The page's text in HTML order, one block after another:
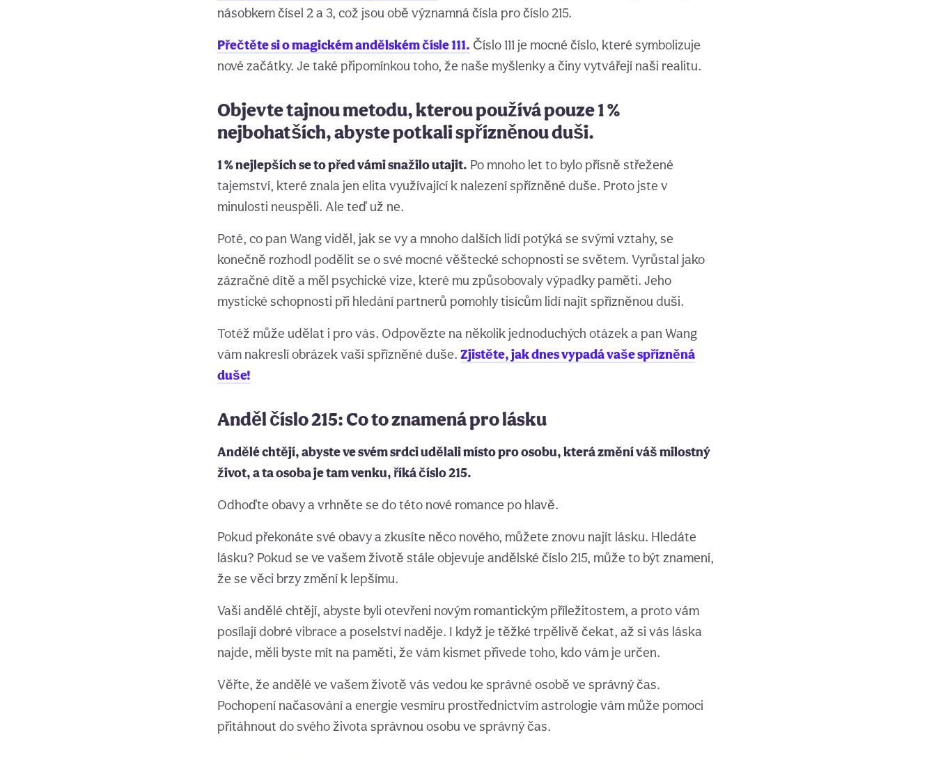
násobkem čísel 2 a 3, což jsou obě významná čísla pro číslo 215.
Přečtěte si o magickém andělském čísle 111. Číslo 111 je mocné číslo, které symbolizuje
nové začátky. Je také připomínkou toho, že naše myšlenky a činy vytvářejí naši realitu.
Objevte tajnou metodu, kterou používá pouze 1 %
nejbohatších, abyste potkali spřízněnou duši.
1 % nejlepších se to před vámi snažilo utajit. Po mnoho let to bylo přísně střežené
tajemství, které znala jen elita využívající k nalezení spřízněné duše. Proto jste v
minulosti neuspěli. Ale teď už ne.
Poté, co pan Wang viděl, jak se vy a mnoho dalších lidí potýká se svými vztahy, se
konečně rozhodl podělit se o své mocné věštecké schopnosti se světem. Vyrůstal jako
zázračné dítě a měl psychické vize, které mu způsobovaly výpadky paměti. Jeho
mystické schopnosti při hledání partnerů pomohly tisícům lidí najít spřízněnou duši.
Totéž může udělat i pro vás. Odpovězte na několik jednoduchých otázek a pan Wang
vám nakreslí obrázek vaší spřízněné duše. Zjistěte, jak dnes vypadá vaše spřízněná
duše!
Anděl číslo 215: Co to znamená pro lásku
Andělé chtějí, abyste ve svém srdci udělali místo pro osobu, která změní váš milostný
život, a ta osoba je tam venku, říká číslo 215.
Odhoďte obavy a vrhněte se do této nové romance po hlavě.
Pokud překonáte své obavy a zkusíte něco nového, můžete znovu najít lásku. Hledáte
lásku? Pokud se ve vašem životě stále objevuje andělské číslo 215, může to být znamení,
že se věci brzy změní k lepšímu.
Vaši andělé chtějí, abyste byli otevřeni novým romantickým příležitostem, a proto vám
posílají dobré vibrace a poselství naděje. I když je těžké trpělivě čekat, až si vás láska
najde, měli byste mít na paměti, že vám kismet přivede toho, kdo vám je určen.
Věřte, že andělé ve vašem životě vás vedou ke správné osobě ve správný čas.
Pochopení načasování a energie vesmíru prostřednictvím astrologie vám může pomoci
přitáhnout do svého života správnou osobu ve správný čas.